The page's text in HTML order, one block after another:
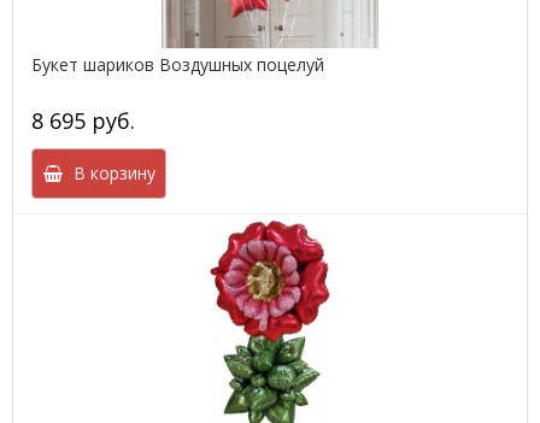
Букет шариков Воздушных поцелуй
8 695 руб.
В корзину